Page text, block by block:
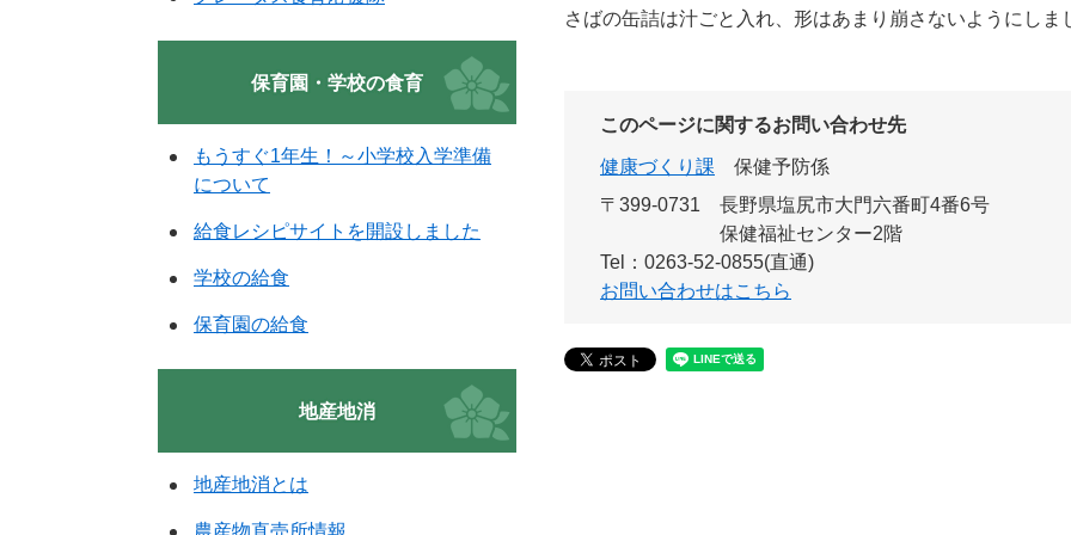
さばの缶詰は汁ごと入れ、形はあまり崩さないようにしま
このページに関するお問い合わせ先
健康づくり課
保健予防係
〒399-0731
長野県塩尻市大門六番町4番6号
保健福祉センター2階
Tel：0263-52-0855(直通)
お問い合わせはこちら
保育園・学校の食育
もうすぐ1年生！～小学校入学準備
について
給食レシピサイトを開設しました
学校の給食
保育園の給食
地産地消
地産地消とは
農産物直売所情報